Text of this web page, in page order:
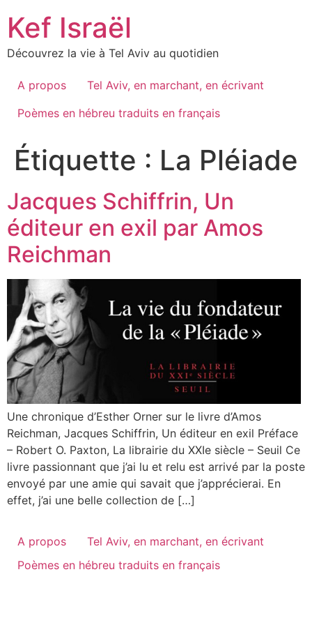
content
Kef Israël
Découvrez la vie à Tel Aviv au quotidien
A propos
Tel Aviv, en marchant, en écrivant
Poèmes en hébreu traduits en français
Étiquette : La Pléiade
Jacques Schiffrin, Un
éditeur en exil par Amos
Reichman
Une chronique d’Esther Orner sur le livre d’Amos
Reichman, Jacques Schiffrin, Un éditeur en exil Préface
– Robert O. Paxton, La librairie du XXIe siècle – Seuil Ce
livre passionnant que j’ai lu et relu est arrivé par la poste
envoyé par une amie qui savait que j’apprécierai. En
effet, j’ai une belle collection de […]
A propos
Tel Aviv, en marchant, en écrivant
Poèmes en hébreu traduits en français